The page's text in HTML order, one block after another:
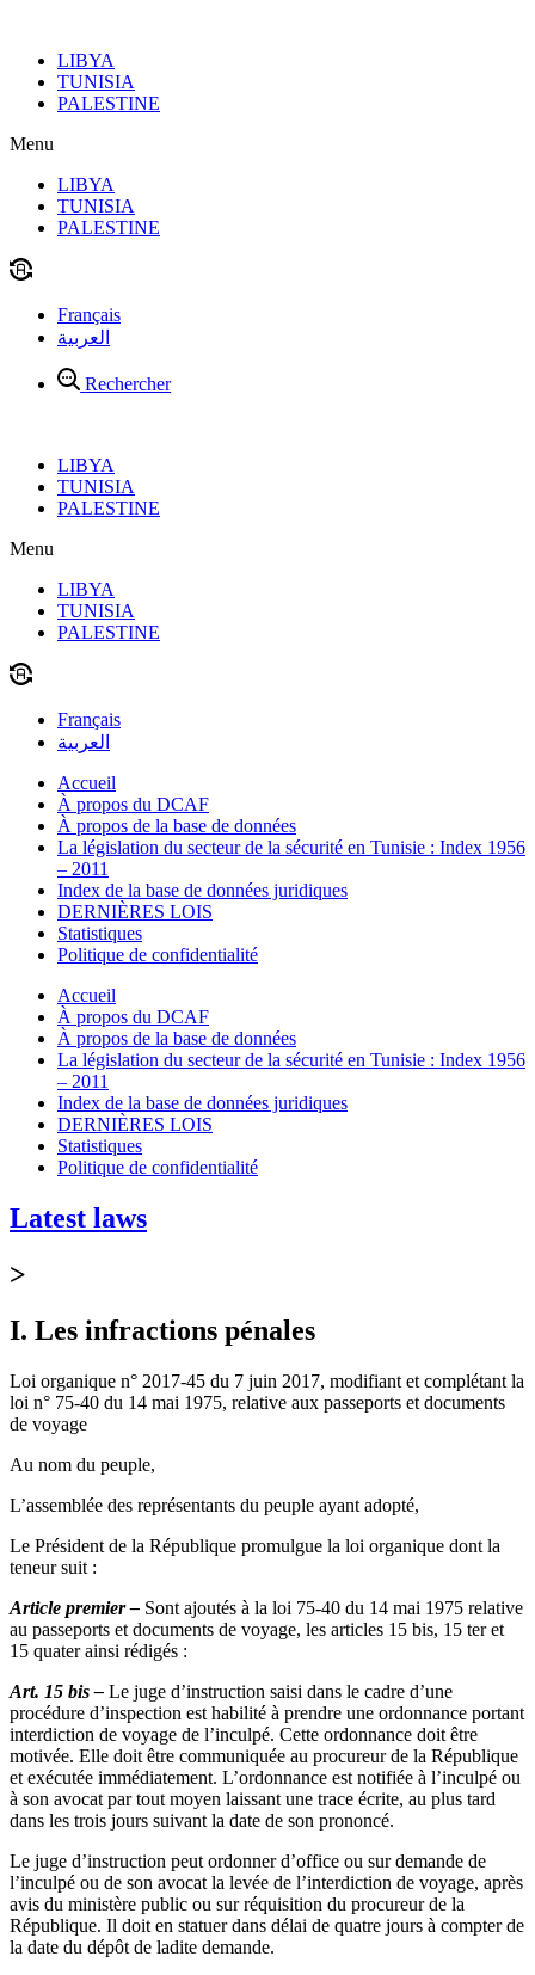
contenuLIBYA
TUNISIA
PALESTINE
Menu
LIBYA
TUNISIA
PALESTINE
Français
العربية
Rechercher
LIBYA
TUNISIA
PALESTINE
Menu
LIBYA
TUNISIA
PALESTINE
Français
العربية
Accueil
À propos du DCAF
À propos de la base de données
La législation du secteur de la sécurité en Tunisie : Index 1956
– 2011
Index de la base de données juridiques
DERNIÈRES LOIS
Statistiques
Politique de confidentialité
Accueil
À propos du DCAF
À propos de la base de données
La législation du secteur de la sécurité en Tunisie : Index 1956
– 2011
Index de la base de données juridiques
DERNIÈRES LOIS
Statistiques
Politique de confidentialité
Latest laws
>
I. Les infractions pénales
Loi organique n° 2017-45 du 7 juin 2017, modifiant et complétant la
loi n° 75-40 du 14 mai 1975, relative aux passeports et documents
de voyage
Au nom du peuple,
L’assemblée des représentants du peuple ayant adopté,
Le Président de la République promulgue la loi organique dont la
teneur suit :
Article premier – Sont ajoutés à la loi 75-40 du 14 mai 1975 relative
au passeports et documents de voyage, les articles 15 bis, 15 ter et
15 quater ainsi rédigés :
Art. 15 bis – Le juge d’instruction saisi dans le cadre d’une
procédure d’inspection est habilité à prendre une ordonnance portant
interdiction de voyage de l’inculpé. Cette ordonnance doit être
motivée. Elle doit être communiquée au procureur de la République
et exécutée immédiatement. L’ordonnance est notifiée à l’inculpé ou
à son avocat par tout moyen laissant une trace écrite, au plus tard
dans les trois jours suivant la date de son prononcé.
Le juge d’instruction peut ordonner d’office ou sur demande de
l’inculpé ou de son avocat la levée de l’interdiction de voyage, après
avis du ministère public ou sur réquisition du procureur de la
République. Il doit en statuer dans délai de quatre jours à compter de
la date du dépôt de ladite demande.